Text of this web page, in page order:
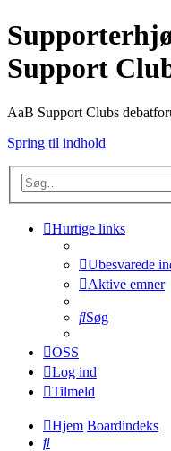
Support
AaB Support Clubs
Spring til indhold
Hurtige links
Ubesvarede
Aktive emner
Søg
OSS
Log ind
Tilmeld
Hjem Boardindeks
Søg